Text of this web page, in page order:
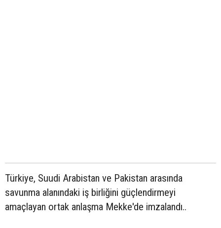
Türkiye, Suudi Arabistan ve Pakistan arasında
savunma alanındaki iş birliğini güçlendirmeyi
amaçlayan ortak anlaşma Mekke'de imzalandı..